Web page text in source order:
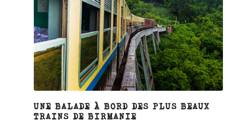
UNE BALADE À BORD DES PLUS BEAUX
TRAINS DE BIRMANIE